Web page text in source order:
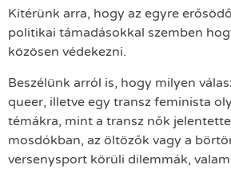
Kitérünk arra, hogy az egyre
politikai támadásokkal szemben
közösen védekezni.
Beszélünk arról is, hogy milyen
queer, illetve egy transz feminista
témákra, mint a transz nők jelentette
mosdókban, az öltözők vagy a
versenysport körüli dilemmák,